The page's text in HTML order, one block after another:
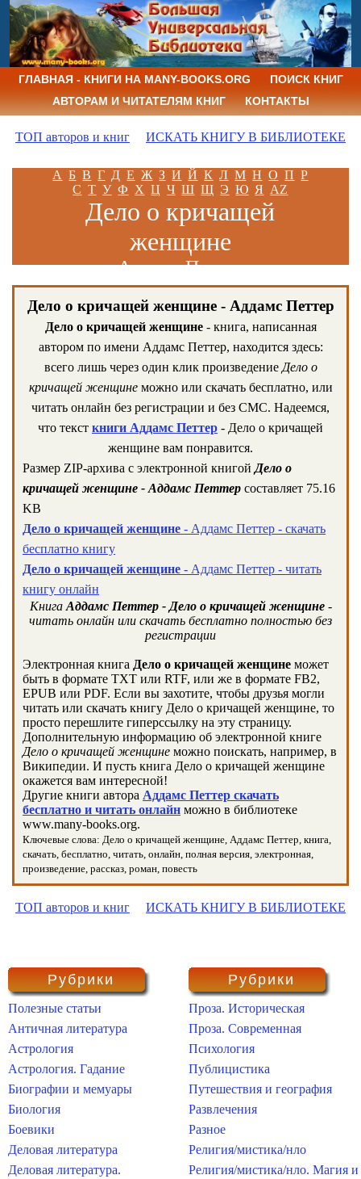
ГЛАВНАЯ - КНИГИ НА MANY-BOOKS.ORG
ПОИСК КНИГ
АВТОРАМ И ЧИТАТЕЛЯМ КНИГ
КОНТАКТЫ
ТОП авторов и книг ИСКАТЬ КНИГУ В БИБЛИОТЕКЕ
А Б В Г Д Е Ж З И Й К Л М Н О П Р
С Т У Ф Х Ц Ч Ш Щ Э Ю Я AZ
Дело о кричащей
женщине
Аддамс Петтер
Дело о кричащей женщине - Аддамс Петтер
Дело о кричащей женщине- книга, написанная
автором по имени Аддамс Петтер, находится здесь:
всего лишь через один клик произведение Дело о
кричащей женщинеможно или скачать бесплатно, или
читать онлайн без регистрации и без СМС. Надеемся,
что текст книги Аддамс Петтер - Дело о кричащей
женщине вам понравится.
Размер ZIP-архива c электронной книгой Дело о
кричащей женщине - Аддамс Петтер составляет 75.16
KB
Дело о кричащей женщине - Аддамс Петтер - скачать
бесплатно книгу
Дело о кричащей женщине - Аддамс Петтер - читать
книгу онлайн
Книга Аддамс Петтер - Дело о кричащей женщине-
читать онлайн или скачать бесплатно полностью без
регистрации
Электронная книга Дело о кричащей женщине может
быть в формате TXT или RTF, или же в формате FB2,
EPUB или PDF. Если вы захотите, чтобы друзья могли
читать или скачать книгу Дело о кричащей женщине, то
просто перешлите гиперссылку на эту страницу.
Дополнительную информацию об электронной книге
Дело о кричащей женщине можно поискать, например, в
Википедии. И пусть книга Дело о кричащей женщине
окажется вам интересной!
Другие книги автора Аддамс Петтер скачать
бесплатно и читать онлайн можно в библиотеке
www.many-books.org.
Ключевые слова: Дело о кричащей женщине, Аддамс Петтер, книга,
скачать, бесплатно, читать, онлайн, полная версия, электронная,
произведение, рассказ, роман, повесть
ТОП авторов и книг ИСКАТЬ КНИГУ В БИБЛИОТЕКЕ
Рубрики
Полезные статьи
Античная литература
Астрология
Астрология. Гадание
Биографии и мемуары
Биология
Боевики
Деловая литература
Деловая литература.
Рубрики
Проза. Историческая
Проза. Современная
Психология
Публицистика
Путешествия и география
Развлечения
Разное
Религия/мистика/нло
Религия/мистика/нло. Магия и